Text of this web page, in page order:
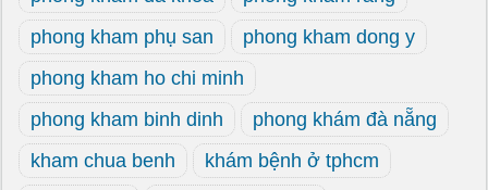
phong kham phụ san
phong kham dong y
phong kham ho chi minh
phong kham binh dinh
phong khám đà nẵng
kham chua benh
khám bệnh ở tphcm